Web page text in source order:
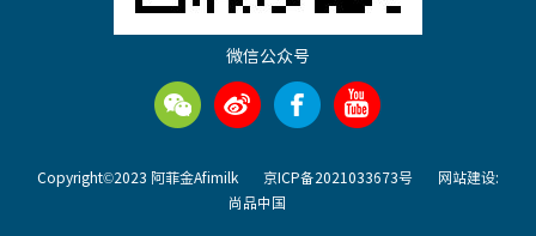
微信公众号
Copyright©2023 阿菲金Afimilk 京ICP备2021033673号
网站建设:
尚品中国